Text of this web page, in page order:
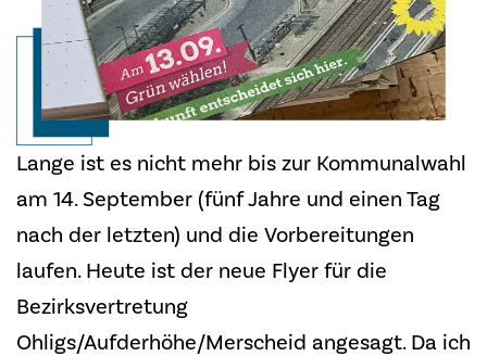
Lange ist es nicht mehr bis zur Kommunalwahl
am 14. September (fünf Jahre und einen Tag
nach der letzten) und die Vorbereitungen
laufen. Heute ist der neue Flyer für die
Bezirksvertretung
Ohligs/Aufderhöhe/Merscheid angesagt. Da ich